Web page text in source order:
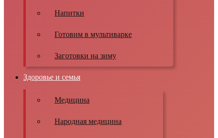
Напитки
Готовим в мультиварке
Заготовки на зиму
Здоровье и семья
Медицина
Народная медицина